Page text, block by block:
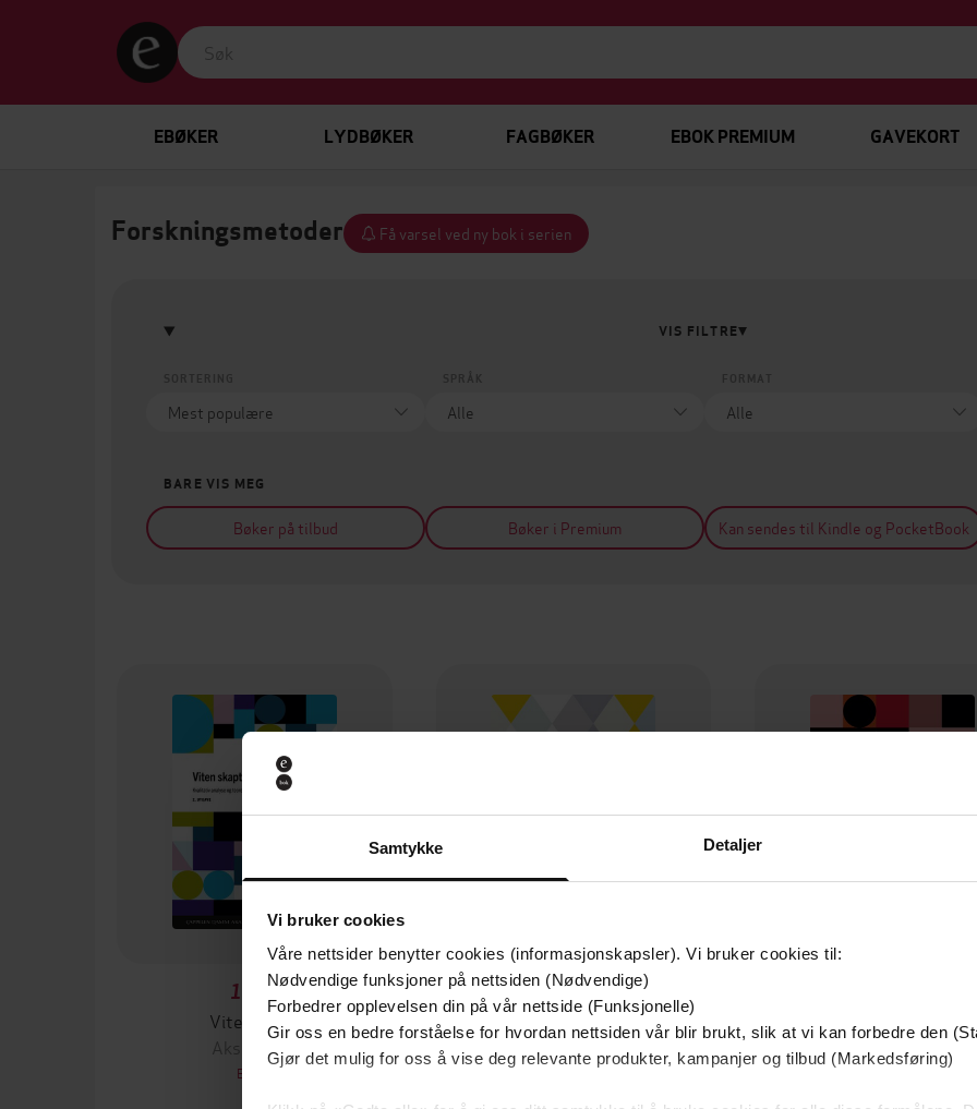
Samtykke Detaljer
Vi bruker cookies
Våre nettsider benytter cookies (informasjonskapsler). Vi bruker cookies til:
Nødvendige funksjoner på nettsiden (Nødvendige)
Forbedrer opplevelsen din på vår nettside (Funksjonelle)
Gir oss en bedre forståelse for hvordan nettsiden vår blir brukt, slik at vi kan forbedre den
Gjør det mulig for oss å vise deg relevante produkter, kampanjer og tilbud (Markedsføring)
EBØKER LYDBØKER FAGBØKER EBOK PREMIUM GAVEKORT
Forskningsmetoder Få varsel ved ny bok i serien
VIS FILTRE
BARE VIS MEG
Bøker på tilbud Bøker i Premium Kan sendes til Kindle og PocketBook
189,-
Viten skapt
Aksel Tjora
EBOK
269,-
Kritisk diskursanalyse
Joar Skrede
Anita Borch